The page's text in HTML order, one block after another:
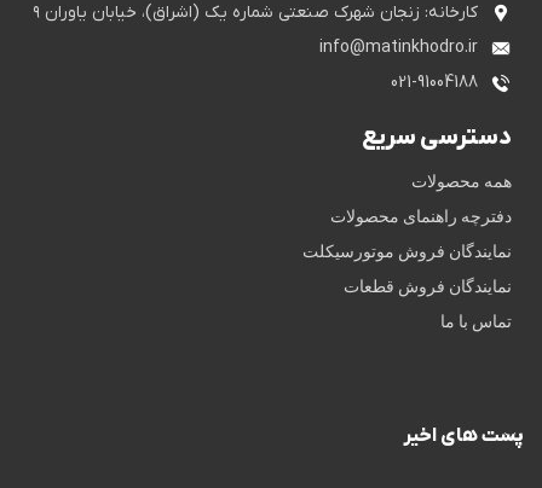
کارخانه: زنجان شهرک صنعتی شماره یک (اشراق)، خیابان یاوران ۹
info@matinkhodro.ir
021-91004188
دسترسی سریع
همه محصولات
دفترچه راهنمای محصولات
نمایندگان فروش موتورسیکلت
نمایندگان فروش قطعات
تماس با ما
پست های اخیر